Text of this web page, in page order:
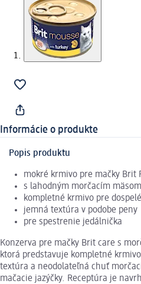
Informácie o produkte
Popis produktu
mokré krmivo pre mačky Brit
s lahodným morčacím mäsom
kompletné krmivo pre
jemná textúra v podobe peny
pre spestrenie jedálnička
Konzerva pre mačky Brit care s
ktorá predstavuje kompletné
textúra a neodolateľná chuť
mačacie jazýčky. Receptúra je